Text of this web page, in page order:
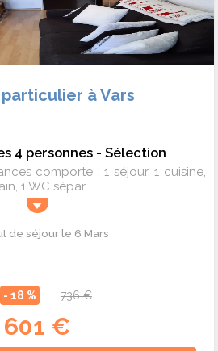
à Vars
4 personnes - Sélection
comporte : 1 séjour, 1 cuisine,
1 WC sépar...
de séjour le 6 Mars
- 18 % 736 €
601 €